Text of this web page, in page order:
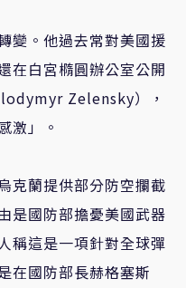
變。他過去常對美國援
在白宮橢圓辦公室公開
Zelensky），
激」。
克蘭提供部分防空攔截
是國防部擔憂美國武器
稱這是一項針對全球彈
在國防部長赫格塞斯